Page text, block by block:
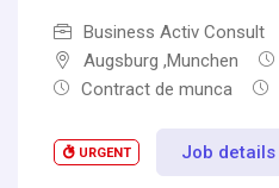
Business Activ Consult
Augsburg ,Munchen
Contract de munca
URGENT Job details